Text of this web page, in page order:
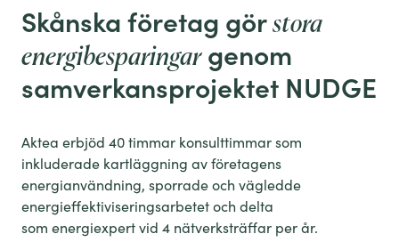
Skånska företag gör stora
energibesparingargenom
samverkansprojektet NUDGE
Aktea erbjöd 40 timmar konsulttimmar som
inkluderade kartläggning av företagens
energianvändning, sporrade och vägledde
energieffektiviseringsarbetet och delta
som energiexpert vid 4 nätverksträffar per år.